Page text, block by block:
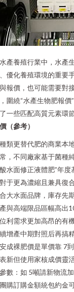
產養殖行業中，水產
優化養殖環境的重要
報價，也可能需要對
圍繞“水產生物肥報
一些匹配高質元素環
（參考）
類更替代肥的商業本
，不同廠家基于菌種
水面修正液體肥”年
于更為濃縮且兼具復
大水面品牌，庫存先
與高端限品區幅高出
利需求更加高昂的有
增產中期對照后再搞
成裸肥價是單價靠 7
新但使用家核成價靈
數：如 5噸請新物流
購訂購金額統包約金